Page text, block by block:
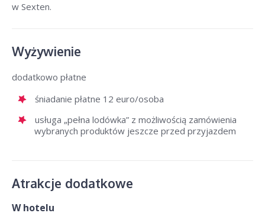
w Sexten.
Wyżywienie
dodatkowo płatne
śniadanie płatne 12 euro/osoba
usługa „pełna lodówka” z możliwością zamówienia
wybranych produktów jeszcze przed przyjazdem
Atrakcje dodatkowe
W hotelu